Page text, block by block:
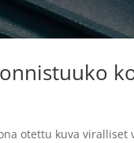
otettu kuva